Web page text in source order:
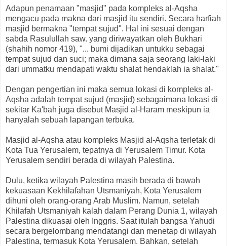
Adapun penamaan "masjid" pada kompleks al-Aqsha
mengacu pada makna dari masjid itu sendiri. Secara harfiah
masjid bermakna "tempat sujud". Hal ini sesuai dengan
sabda Rasulullah saw. yang diriwayatkan oleh Bukhari
(shahih nomor 419), "... bumi dijadikan untukku sebagai
tempat sujud dan suci; maka dimana saja seorang laki-laki
dari ummatku mendapati waktu shalat hendaklah ia shalat."
Dengan pengertian ini maka semua lokasi di kompleks al-
Aqsha adalah tempat sujud (masjid) sebagaimana lokasi di
sekitar Ka'bah juga disebut Masjid al-Haram meskipun ia
hanyalah sebuah lapangan terbuka.
Masjid al-Aqsha atau kompleks Masjid al-Aqsha terletak di
Kota Tua Yerusalem, tepatnya di Yerusalem Timur. Kota
Yerusalem sendiri berada di wilayah Palestina.
Dulu, ketika wilayah Palestina masih berada di bawah
kekuasaan Kekhilafahan Utsmaniyah, Kota Yerusalem
dihuni oleh orang-orang Arab Muslim. Namun, setelah
Khilafah Utsmaniyah kalah dalam Perang Dunia 1, wilayah
Palestina dikuasai oleh Inggris. Saat itulah bangsa Yahudi
secara bergelombang mendatangi dan menetap di wilayah
Palestina, termasuk Kota Yerusalem. Bahkan, setelah